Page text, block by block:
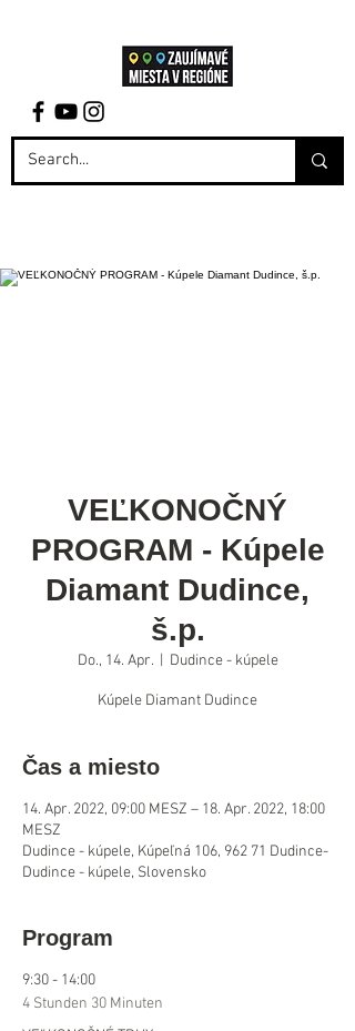
VEĽKONOČNÝ
PROGRAM - Kúpele
Diamant Dudince,
š.p.
Do., 14. Apr.
  |
Dudince - kúpele
Kúpele Diamant Dudince
Čas a miesto
14. Apr. 2022, 09:00 MESZ – 18. Apr. 2022, 18:00
MESZ
Dudince - kúpele, Kúpeľná 106, 962 71 Dudince-
Dudince - kúpele, Slovensko
Program
9:30 - 14:00
4 Stunden 30 Minuten